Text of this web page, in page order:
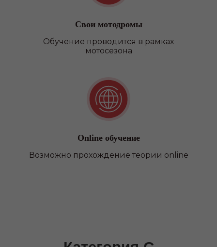
Свои мотодромы
Обучение проводится в рамках
мотосезона
Online обучение
Возможно прохождение теории online